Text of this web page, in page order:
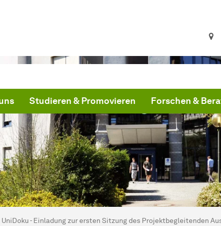
Studieren & Promovieren Forschen &
hier:
UniDoku - Einladung zur ersten Sitzung des Projektbegleitenden